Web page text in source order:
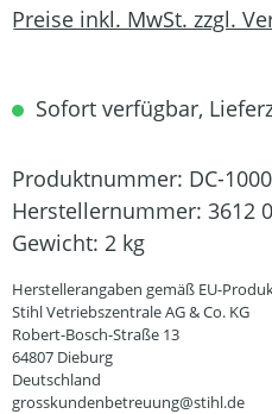
Preise inkl. MwSt. zzgl.
Sofort verfügbar,
Produktnummer: DC-
Herstellernummer: 3612
Gewicht: 2 kg
Herstellerangaben gemäß EU-
Stihl Vetriebszentrale AG & Co. KG
Robert-Bosch-Straße 13
64807 Dieburg
Deutschland
grosskundenbetreuung@stihl.de